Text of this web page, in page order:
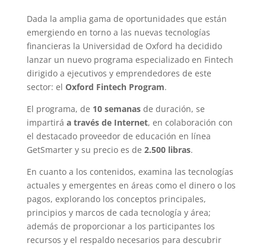
Dada la amplia gama de oportunidades que están
emergiendo en torno a las nuevas tecnologías
financieras la Universidad de Oxford ha decidido
lanzar un nuevo programa especializado en Fintech
dirigido a ejecutivos y emprendedores de este
sector: el Oxford Fintech Program.
El programa, de 10 semanasde duración, se
impartirá a través de Internet, en colaboración con
el destacado proveedor de educación en línea
GetSmarter y su precio es de 2.500 libras.
En cuanto a los contenidos, examina las tecnologías
actuales y emergentes en áreas como el dinero o los
pagos, explorando los conceptos principales,
principios y marcos de cada tecnología y área;
además de proporcionar a los participantes los
recursos y el respaldo necesarios para descubrir